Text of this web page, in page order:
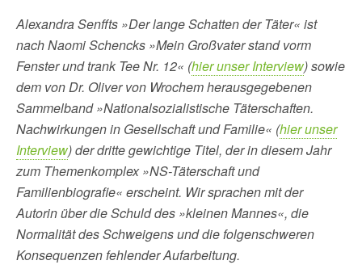
Alexandra Senffts »Der lange Schatten der Täter« ist
nach Naomi Schencks »Mein Großvater stand vorm
Fenster und trank Tee Nr. 12« (hier unser Interview) sowie
dem von Dr. Oliver von Wrochem herausgegebenen
Sammelband »Nationalsozialistische Täterschaften.
Nachwirkungen in Gesellschaft und Familie« (hier unser
Interview) der dritte gewichtige Titel, der in diesem Jahr
zum Themenkomplex »NS-Täterschaft und
Familienbiografie« erscheint. Wir sprachen mit der
Autorin über die Schuld des »kleinen Mannes«, die
Normalität des Schweigens und die folgenschweren
Konsequenzen fehlender Aufarbeitung.